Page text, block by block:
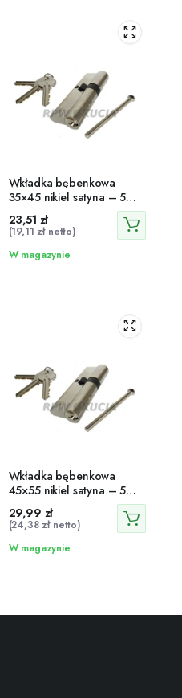
Wkładka bębenkowa
35×45 nikiel satyna – 5
zapadek, 3 klucze
23,51 zł
(19,11 złnetto)
W magazynie
Wkładka bębenkowa
45×55 nikiel satyna – 5
zapadek, 3 klucze
29,99 zł
(24,38 złnetto)
W magazynie